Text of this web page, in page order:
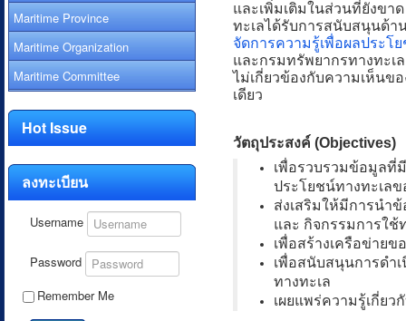
Maritime Province
Maritime Organization
Maritime Committee
Hot Issue
ลงทะเบียน
Username
Password
Remember Me
และเพิ่มเติมในส่วนที่ยังข
ทะเลได้รับการสนับสนุนด้
จัดการความรู้เพื่อผลประโ
และกรมทรัพยากรทางทะ
ไม่เกี่ยวข้องกับความเห็นข
เดียว
วัตถุประสงค์ (Objectives)
เพื่อรวบรวมข้อมูลที่
ประโยชน์ทางทะเลข
ส่งเสริมให้มีการนำ
และ กิจกรรมการใช้
เพื่อสร้างเครือข่าย
เพื่อสนับสนุนการดำ
ทางทะเล
เผยแพร่ความรู้เกี่ย